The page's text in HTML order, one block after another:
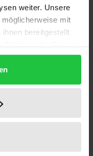
weiter. Unsere
mit
bereitgestellt
Dafür muss
bei seiner
Durch die
war
sie keine
sich zogen. In
Verfahren besteht